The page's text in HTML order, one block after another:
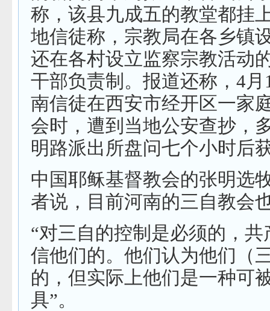
称，该县九成五的教堂都挂
地信徒称，宗教局在各乡镇
还在各村设立监察宗教活动
干部负责制。报道还称，4
南信徒在西安市经开区一家
会时，遭到当地公安查抄，
明路派出所盘问七个小时后
中国耶稣基督教会的张明选
者说，目前河南的三自教会
“对三自的控制是必须的，共
信他们的。他们认为他们（
的，但实际上他们是一种可
具”。